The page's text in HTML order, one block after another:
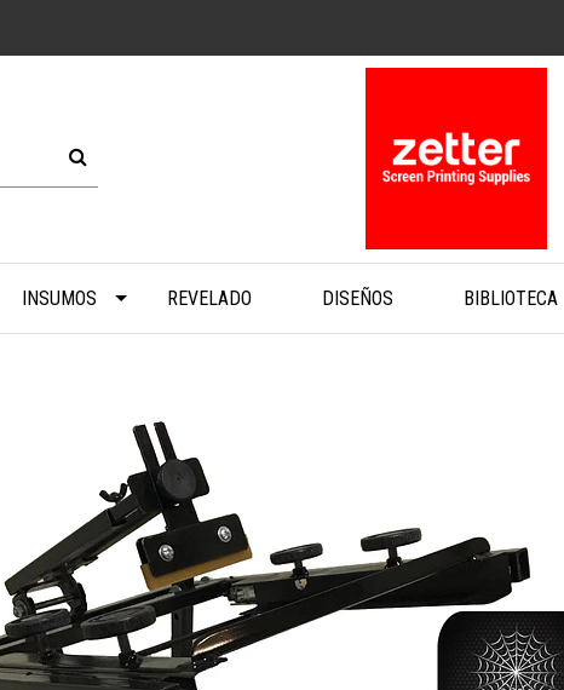
INSUMOS REVELADO DISEÑOS BIBLIOTECA